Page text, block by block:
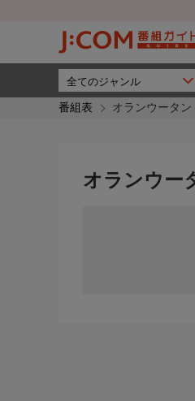
番組表 オランウータ
オランウー